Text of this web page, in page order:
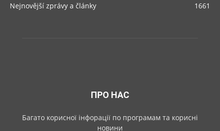
Nejnovější zprávy a články 1661
ПРО НАС
Багато корисної інфорації по програмам та корисні
новини